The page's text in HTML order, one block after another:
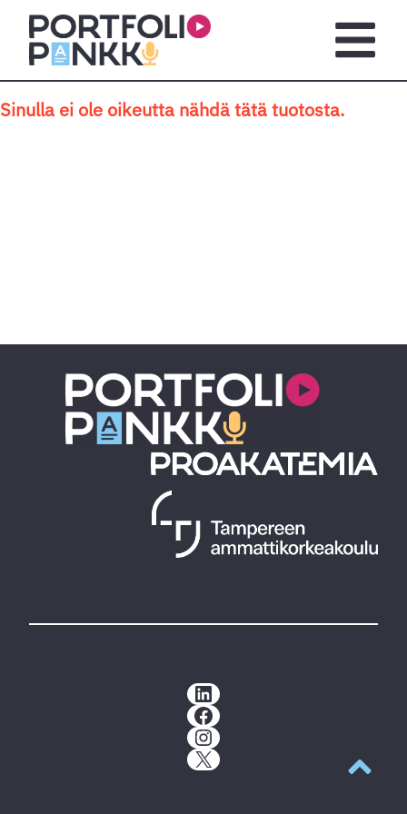
Siirry sisältöön
Sinulla ei ole oikeutta nähdä tätä tuotosta.
LinkedIn
Facebook
Instagram
X
Takaisin